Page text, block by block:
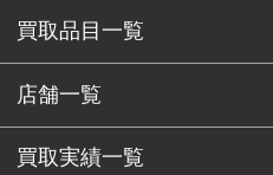
買取品目一覧
店舗一覧
買取実績一覧